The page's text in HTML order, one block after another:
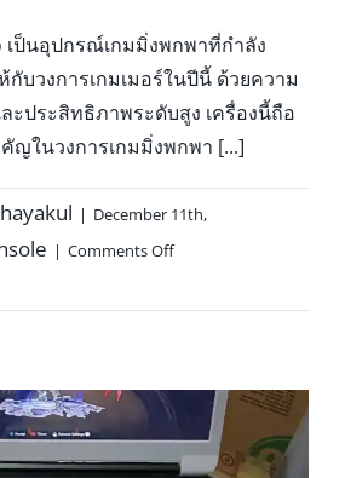
เป็นอุปกรณ์เกมมิ่งพกพาที่กำลัง
กับวงการเกมเมอร์ในปีนี้ ด้วยความ
ะประสิทธิภาพระดับสูง เครื่องนี้ถือ
ญในวงการเกมมิ่งพกพา [...]
| December 11th,
| Comments Offon
Legion
Go
เครื่อง